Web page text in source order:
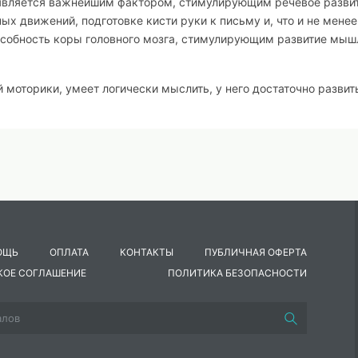
движений, подготовке кисти руки к письму и, что и не менее
коры головного мозга, стимулирующим развитие
умеет логически мыслить, у него достаточно
речевое развитие ребенка.
следует начинать как можно раньше, особенно у детей
упражнения с массажным мячом, игры с
ОПЛАТА КОНТАКТЫ
ПУБЛИЧНАЯ ОФЕРТА
СОГЛАШЕНИЕ
ПОЛИТИКА БЕЗОПАСНОСТИ